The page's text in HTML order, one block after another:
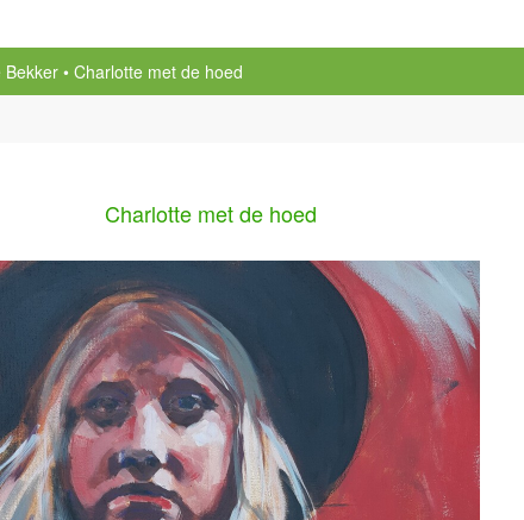
Bekker
Charlotte met de hoed
Charlotte met de hoed